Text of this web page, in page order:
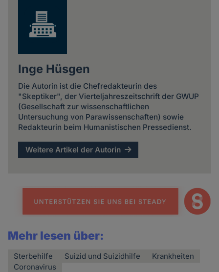
Inge Hüsgen
Die Autorin ist die Chefredakteurin des
"Skeptiker", der Vierteljahreszeitschrift der GWUP
(Gesellschaft zur wissenschaftlichen
Untersuchung von Parawissenschaften) sowie
Redakteurin beim Humanistischen Pressedienst.
Weitere Artikel der Autorin
Mehr lesen über:
Sterbehilfe Suizid und Suizidhilfe
Krankheiten
Coronavirus